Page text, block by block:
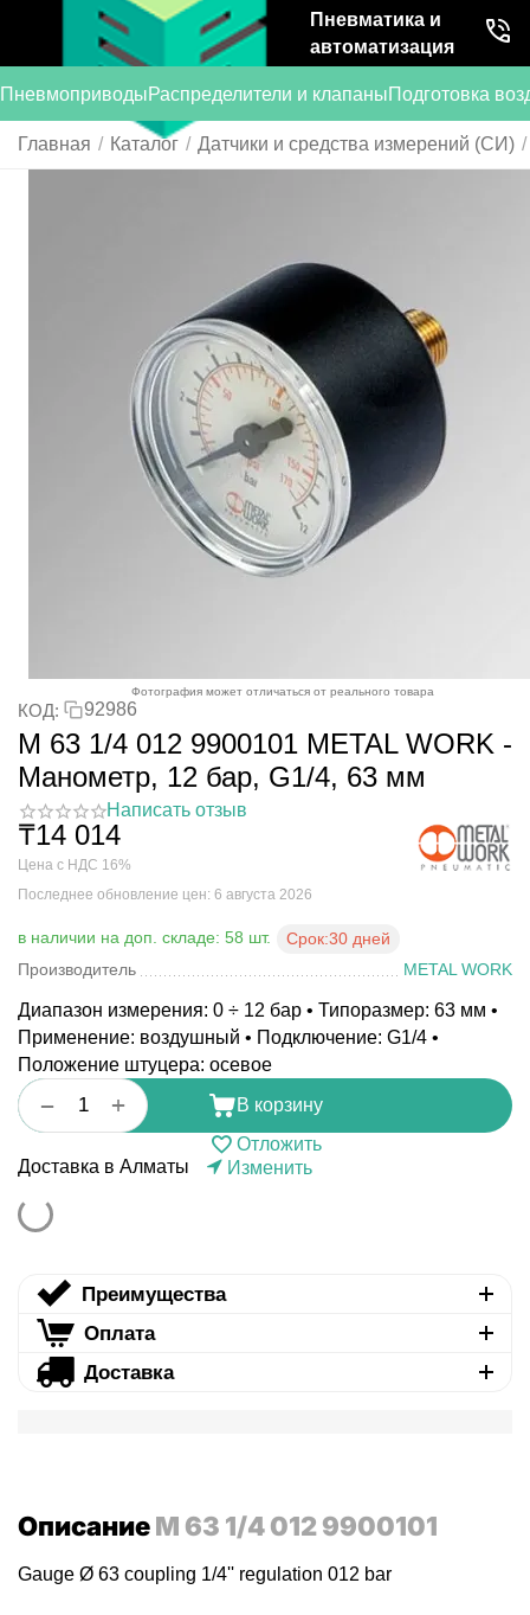
Пневматика и
автоматизация
ПневмоприводыРаспределители и клапаныПодготовка
Главная / Каталог / Датчики и средства измерений (СИ) /
Фотография может отличаться от реального товара
КОД: 92986
M 63 1/4 012 9900101 METAL WORK -
Манометр, 12 бар, G1/4, 63 мм
Написать отзыв
₸14 014
Цена с НДС 16%
Последнее обновление цен: 6 августа 2026
в наличии на доп. складе: 58 шт. Срок:30 дней
Производитель
METAL WORK
Диапазон измерения: 0 ÷ 12 бар • Типоразмер: 63 мм •
Применение: воздушный • Подключение: G1/4 •
Положение штуцера: осевое
+
−
В корзину
Отложить
Доставка в Алматы
Изменить
Преимущества
Оплата
Доставка
ОписаниеM 63 1/4 012 9900101
Gauge Ø 63 coupling 1/4'' regulation 012 bar